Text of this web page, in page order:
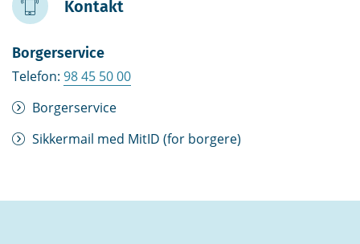
Kontakt
Borgerservice
Telefon: 98 45 50 00
Borgerservice
Sikkermail med MitID (for borgere)